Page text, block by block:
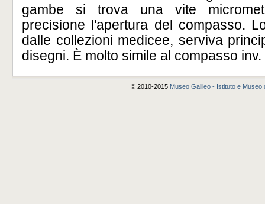
gambe si trova una vite
precisione l'apertura del compasso.
dalle collezioni medicee, serviva
disegni. È molto simile al compasso inv.
© 2010-2015 Museo Galileo - Istituto e Museo